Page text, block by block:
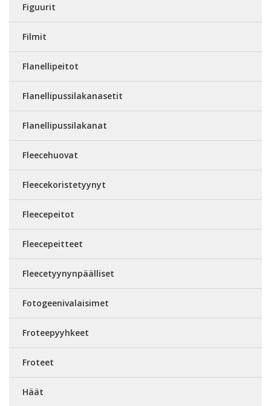
Figuurit
Filmit
Flanellipeitot
Flanellipussilakanasetit
Flanellipussilakanat
Fleecehuovat
Fleecekoristetyynyt
Fleecepeitot
Fleecepeitteet
Fleecetyynynpäälliset
Fotogeenivalaisimet
Froteepyyhkeet
Froteet
Häät